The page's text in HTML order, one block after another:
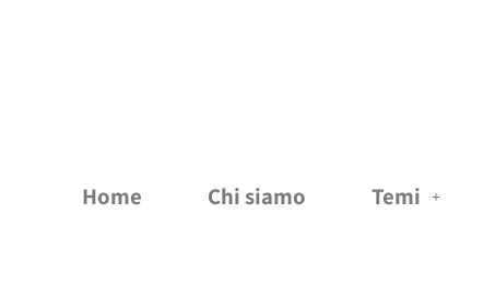
Home Chi siamo Temi